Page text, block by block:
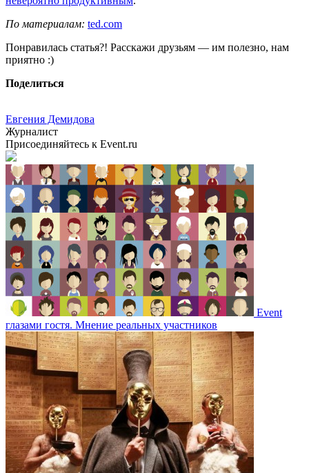
По материалам: ted.com
Понравилась статья?! Расскажи друзьям — им полезно, нам
приятно :)
Поделиться
Евгения Демидова
Журналист
Присоединяйтесь к Event.ru
Event
глазами гостя. Мнение реальных участников